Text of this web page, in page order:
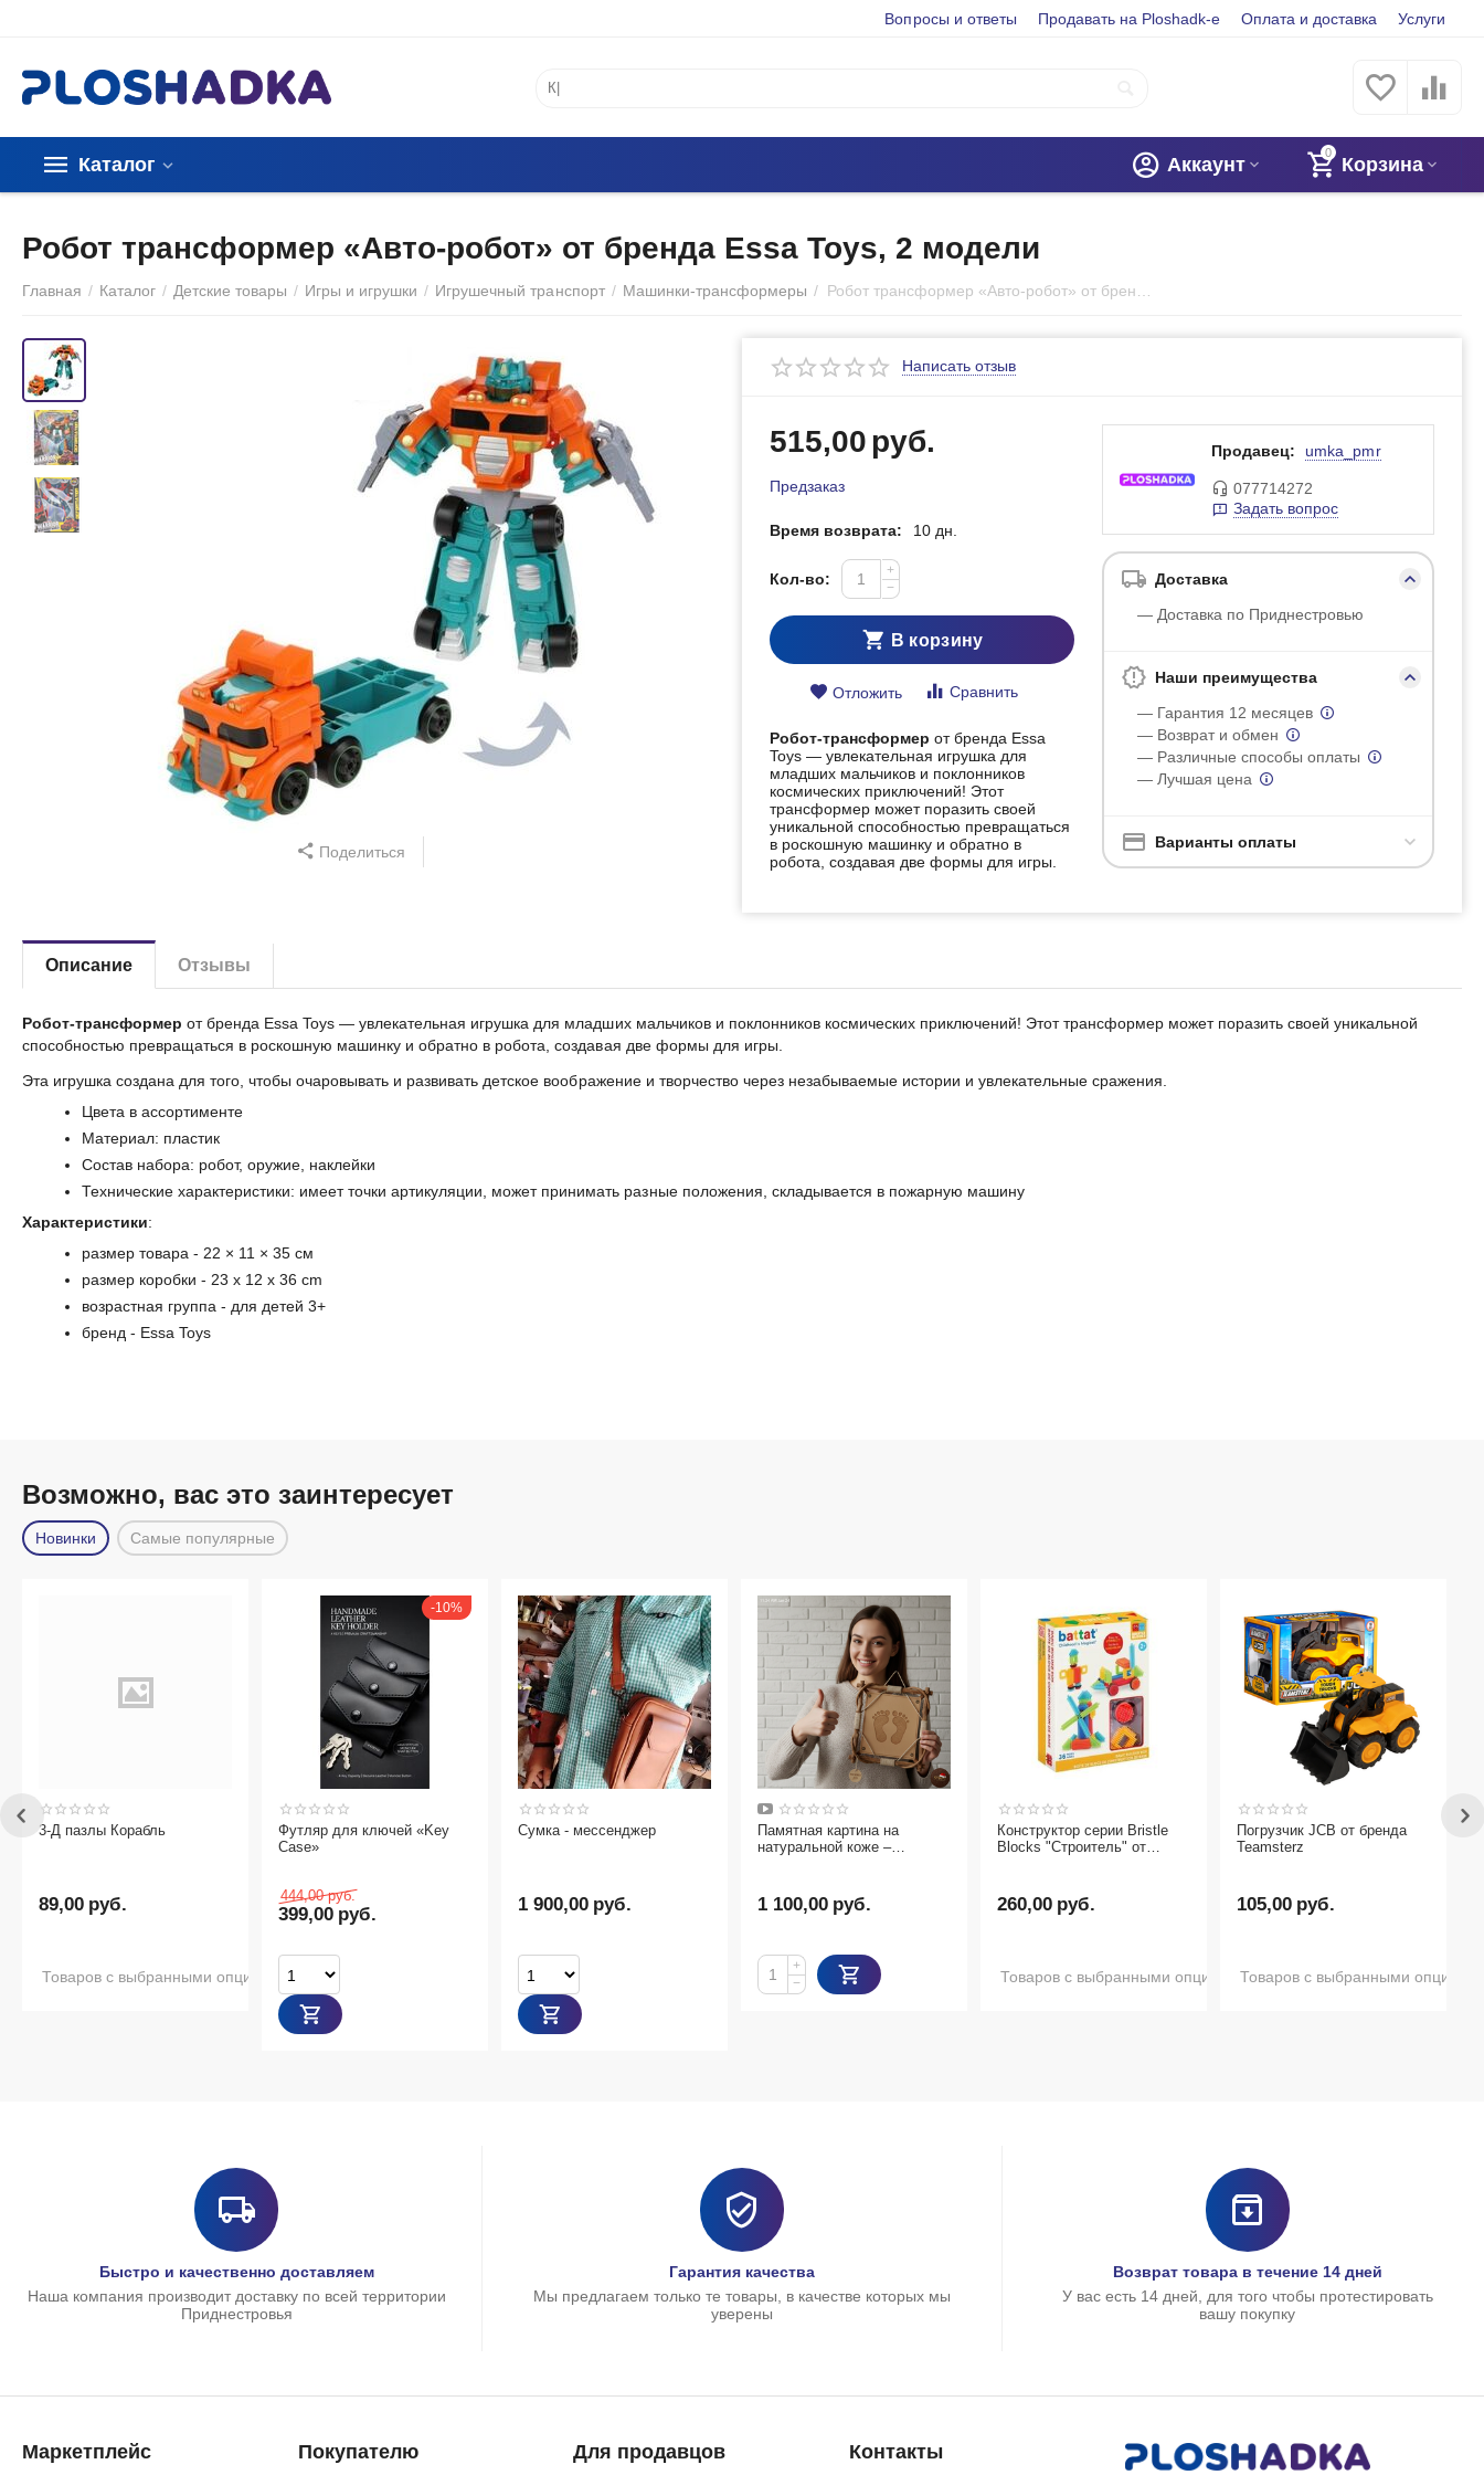
Вопросы и ответы Продавать на Ploshadk-e Оплата и доставка Услуги
Каталог
0
Корзина
Аккаунт
Робот трансформер «Авто-робот» от бренда Essa Toys, 2 модели
Главная / Каталог / Детские товары / Игры и игрушки / Игрушечный транспорт / Машинки-трансформеры /
Поделиться
Написать отзыв
515,00руб.
Предзаказ
Время возврата: 10 дн.
Кол-во:
+
−
В корзину
Отложить Сравнить
Робот-трансформер от бренда Essa
Toys — увлекательная игрушка для
младших мальчиков и поклонников
космических приключений! Этот
трансформер может поразить своей
уникальной способностью превращаться
в роскошную машинку и обратно в
робота, создавая две формы для игры.
Продавец: umka_pmr
077714272
Задать вопрос
Доставка
— Доставка по Приднестровью
Наши преимущества
— Гарантия 12 месяцев
— Возврат и обмен
— Различные способы оплаты
— Лучшая цена
Варианты оплаты
Описание Отзывы
Робот-трансформер от бренда Essa Toys — увлекательная игрушка для младших мальчиков и поклонников космических приключений! Этот трансформер может поразить своей уникальной
способностью превращаться в роскошную машинку и обратно в робота, создавая две формы для игры.
Эта игрушка создана для того, чтобы очаровывать и развивать детское воображение и творчество через незабываемые истории и увлекательные сражения.
Цвета в ассортименте
Материал: пластик
Состав набора: робот, оружие, наклейки
Технические характеристики: имеет точки артикуляции, может принимать разные положения, складывается в пожарную машину
Характеристики:
размер товара - 22 × 11 × 35 см
размер коробки - 23 x 12 x 36 cm
возрастная группа - для детей 3+
бренд - Essa Toys
Возможно, вас это заинтересует
Новинки Самые популярные
3-Д пазлы Корабль
89,00 руб.
Товаров с выбранными опциями нет в наличии
10%
Футляр для ключей «Key
Case»
444,00 руб.
399,00 руб.
Сумка - мессенджер
1 900,00 руб.
Памятная картина на
натуральной коже –
1 100,00 руб.
+
−
Конструктор серии Bristle
Blocks "Строитель" от
260,00 руб.
Товаров с выбранными опциями нет в наличии
Погрузчик JCB от бренда
Teamsterz
105,00 руб.
Товаров с выбранными опциями
Быстро и качественно доставляем
Наша компания производит доставку по всей территории
Приднестровья
Гарантия качества
Мы предлагаем только те товары, в качестве которых мы
уверены
Возврат товара в течение 14 дней
У вас есть 14 дней, для того чтобы протестировать
вашу покупку
Маркетплейс Покупателю Для продавцов Контакты